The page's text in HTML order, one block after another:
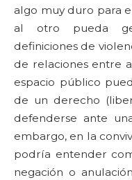
algo muy duro para
al otro pueda
definiciones de
de relaciones entre
espacio público
de un derecho
defenderse ante
embargo, en la
podría entender
negación o